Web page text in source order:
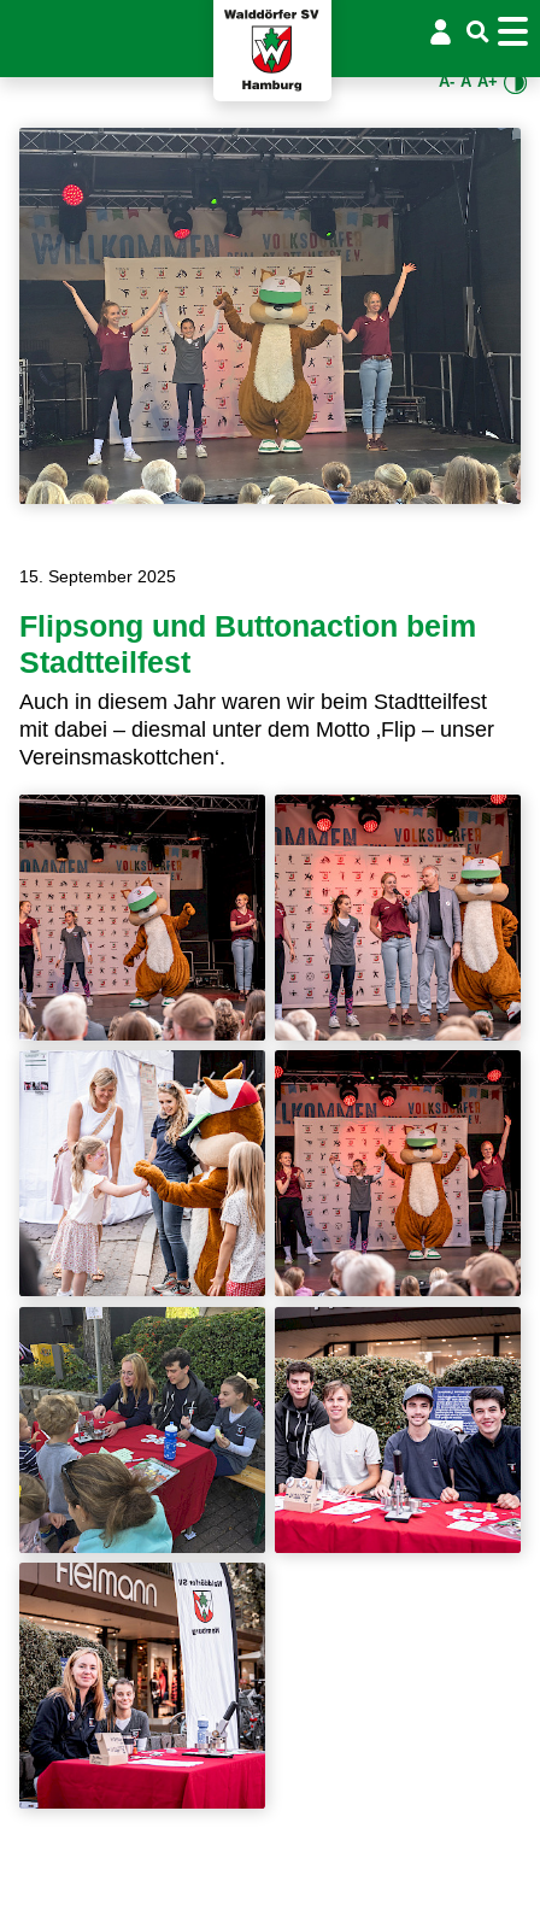
A- A A+
15. September 2025
Flipsong und Buttonaction beim
Stadtteilfest
Auch in diesem Jahr waren wir beim Stadtteilfest
mit dabei – diesmal unter dem Motto ‚Flip – unser
Vereinsmaskottchen‘.